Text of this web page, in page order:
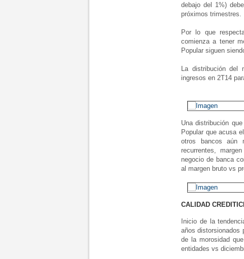
debajo del 1%)
próximos trimestres.
Por lo que
comienza a tener
Popular siguen
La distribución del
ingresos en 2T14
Una distribución
Popular que acusa
otros bancos aún
recurrentes,
negocio de banca
al margen bruto vs
CALIDAD
Inicio de la
años distorsionados
de la morosidad
entidades vs